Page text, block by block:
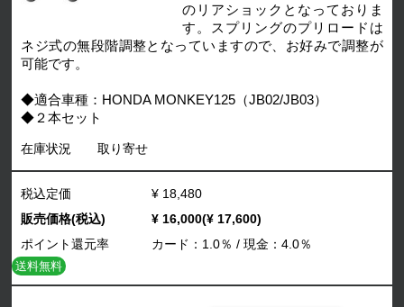
のリアショックとなっておりま
す。スプリングのプリロードは
ネジ式の無段階調整となっていますので、お好みで調整が
可能です。
◆適合車種：HONDA MONKEY125（JB02/JB03）
◆２本セット
在庫状況 取り寄せ
税込定価
¥ 18,480
販売価格(税込)
¥ 16,000(¥ 17,600)
ポイント還元率
カード：1.0％ / 現金：4.0％
送料無料